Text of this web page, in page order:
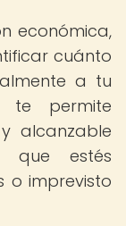
económica,
cuánto
a tu
te permite
alcanzable
que estés
o imprevisto